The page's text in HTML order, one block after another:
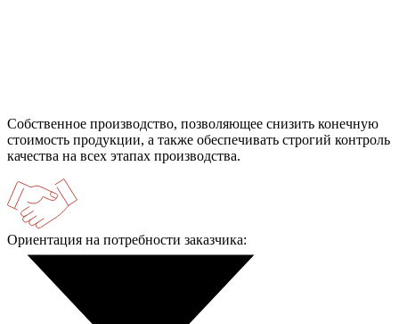
Собственное производство, позволяющее снизить конечную
стоимость продукции, а также обеспечивать строгий контроль
качества на всех этапах производства.
Ориентация на потребности заказчика: